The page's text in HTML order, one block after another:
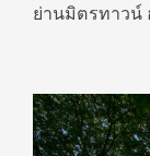
ย่านมิตรทาวน์